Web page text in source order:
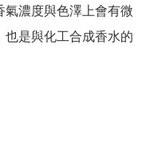
濃度與色澤上會有微
是與化工合成香水的